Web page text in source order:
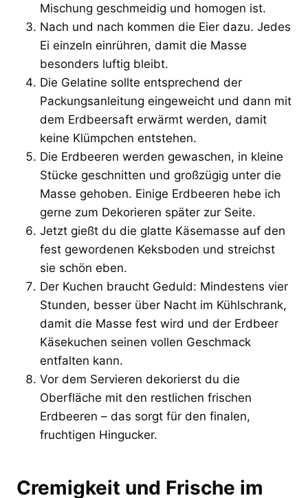
Mischung geschmeidig und homogen ist.
Nach und nach kommen die Eier dazu. Jedes
Ei einzeln einrühren, damit die Masse
besonders luftig bleibt.
Die Gelatine sollte entsprechend der
Packungsanleitung eingeweicht und dann mit
dem Erdbeersaft erwärmt werden, damit
keine Klümpchen entstehen.
Die Erdbeeren werden gewaschen, in kleine
Stücke geschnitten und großzügig unter die
Masse gehoben. Einige Erdbeeren hebe ich
gerne zum Dekorieren später zur Seite.
Jetzt gießt du die glatte Käsemasse auf den
fest gewordenen Keksboden und streichst
sie schön eben.
Der Kuchen braucht Geduld: Mindestens vier
Stunden, besser über Nacht im Kühlschrank,
damit die Masse fest wird und der Erdbeer
Käsekuchen seinen vollen Geschmack
entfalten kann.
Vor dem Servieren dekorierst du die
Oberfläche mit den restlichen frischen
Erdbeeren – das sorgt für den finalen,
fruchtigen Hingucker.
Cremigkeit und Frische im